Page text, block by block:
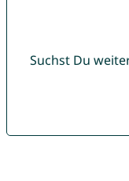
Suchst Du